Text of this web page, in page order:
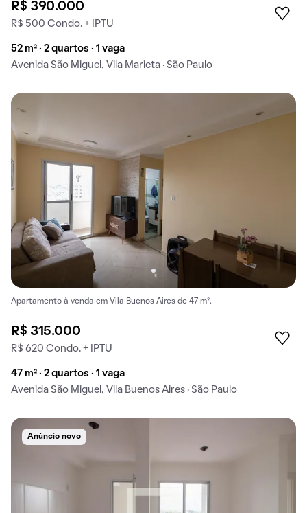
R$ 390.000
R$ 500 Condo. + IPTU
52 m² · 2 quartos · 1 vaga
Avenida São Miguel, Vila Marieta · São Paulo
Apartamento à venda em Vila Buenos Aires de 47 m².
R$ 315.000
R$ 620 Condo. + IPTU
47 m² · 2 quartos · 1 vaga
Avenida São Miguel, Vila Buenos Aires · São Paulo
Anúncio novo